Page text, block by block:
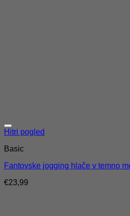
Hitri pogled
Basic
Fantovske jogging hlače v temno
€23,99